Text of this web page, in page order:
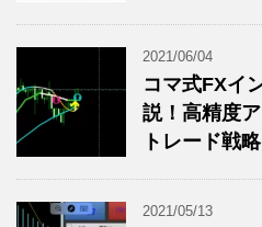
2021/06/04
コマ式FXイ
説！高精度
トレード戦略
2021/05/13